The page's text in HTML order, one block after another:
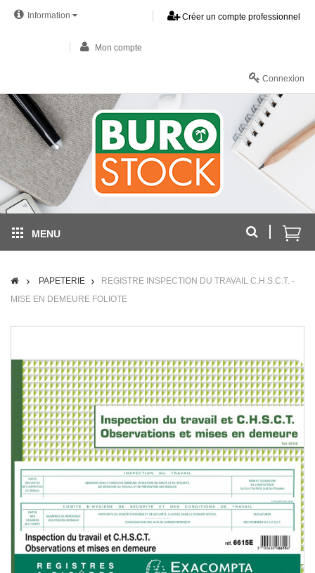
Information Créer un compte professionnel
Mon compte
Connexion
MENU
PAPETERIE
REGISTRE INSPECTION DU TRAVAIL C.H.S.C.T. -
MISE EN DEMEURE FOLIOTE